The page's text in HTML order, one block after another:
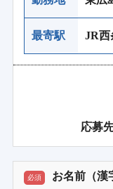
最寄駅 JR西
応募
必須 お名前（漢